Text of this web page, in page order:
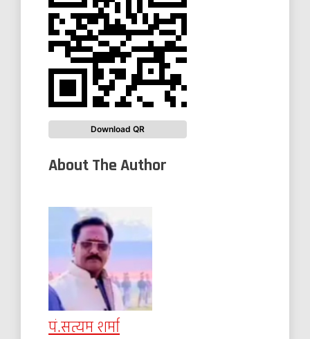
Download QR
About The Author
पं.सत्यम शर्मा